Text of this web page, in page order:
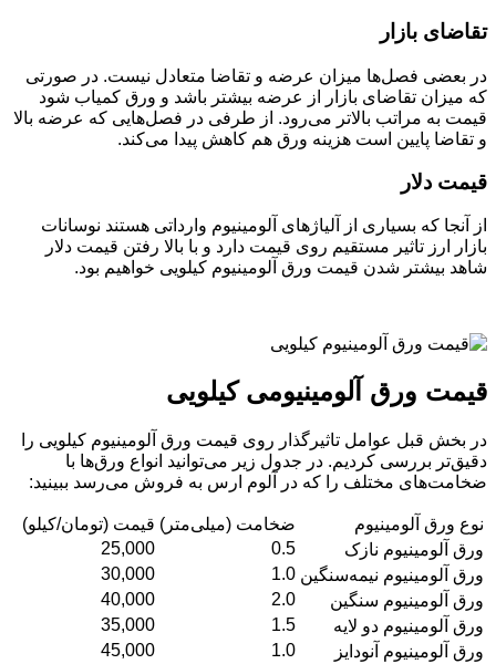
بازار
بعضی فصل‌ها میزان عرضه و تقاضا متعادل نیست. در صورتی
میزان تقاضای بازار از عرضه بیشتر باشد و ورق کمیاب شود
به مراتب بالاتر می‌رود. از طرفی در فصل‌هایی که عرضه بالا
پایین است هزینه ورق هم کاهش پیدا می‌کند.
دلار
آنجا که بسیاری از آلیاژ‌های آلومینیوم وارداتی هستند نوسانات
ارز تاثیر مستقیم روی قیمت دارد و با بالا رفتن قیمت دلار
بیشتر شدن قیمت ورق آلومینیوم کیلویی خواهیم بود.
ورق آلومینیومی کیلویی
بخش قبل عوامل تاثیرگذار روی قیمت ورق آلومینیوم کیلویی را
بررسی کردیم. در جدول زیر می‌توانید انواع ورق‌ها با
مختلف را که در آلوم ارس به فروش می‌رسد ببینید:
ورق آلومینیوم ضخامت (میلی‌متر) قیمت (تومان/کیلو)
آلومینیوم نازک
0.5
25,000
آلومینیوم نیمه‌سنگین 1.0
30,000
آلومینیوم سنگین
2.0
40,000
آلومینیوم دو لایه
1.5
35,000
آلومینیوم آنودایز
1.0
45,000